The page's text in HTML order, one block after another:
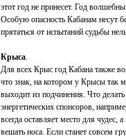
этот год не принесет. Год
Особую опасность Кабанам несут
прятаться от испытаний судьбы
Крыса.
Для всех Крыс год Кабана также
что знак, на котором у Крысы так
выходит из подчинения. Что
энергетических спонсоров,
всегда оставляет место для чудес,
вешать носа. Если станет совсем